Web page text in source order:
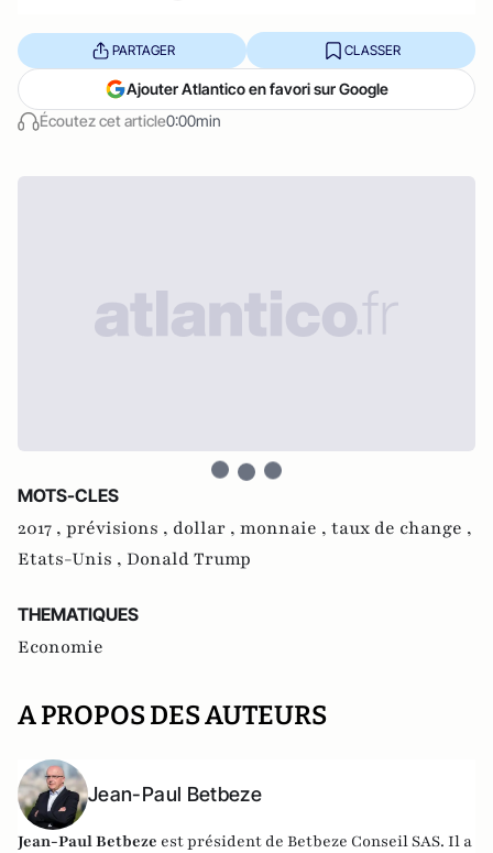
Écoutez cet article0:00min
PARTAGER CLASSER
Ajouter Atlantico en favori sur Google
MOTS-CLES
2017 , prévisions , dollar , monnaie , taux de change ,
Etats-Unis , Donald Trump
THEMATIQUES
Economie
A PROPOS DES AUTEURS
Jean-Paul Betbeze
Jean-Paul Betbeze est président de Betbeze Conseil SAS. Il a